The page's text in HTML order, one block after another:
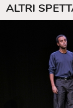
ALTRI